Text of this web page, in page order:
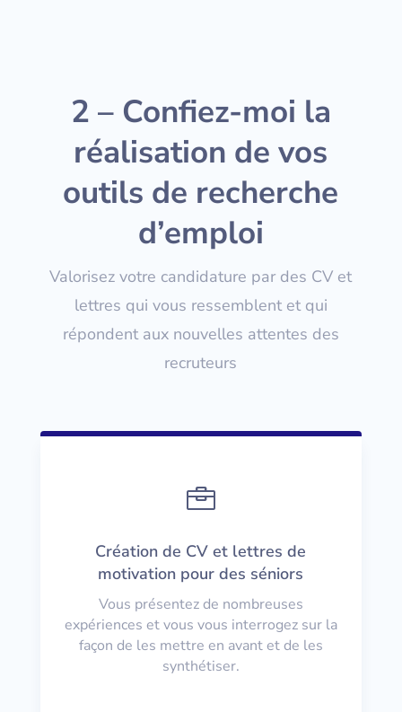
2 – Confiez-moi la
réalisation de vos
outils de recherche
d’emploi
Valorisez votre candidature par des CV et
lettres qui vous ressemblent et qui
répondent aux nouvelles attentes des
recruteurs

Création de CV et lettres de
motivation pour des séniors
Vous présentez de nombreuses
expériences et vous vous interrogez sur la
façon de les mettre en avant et de les
synthétiser.